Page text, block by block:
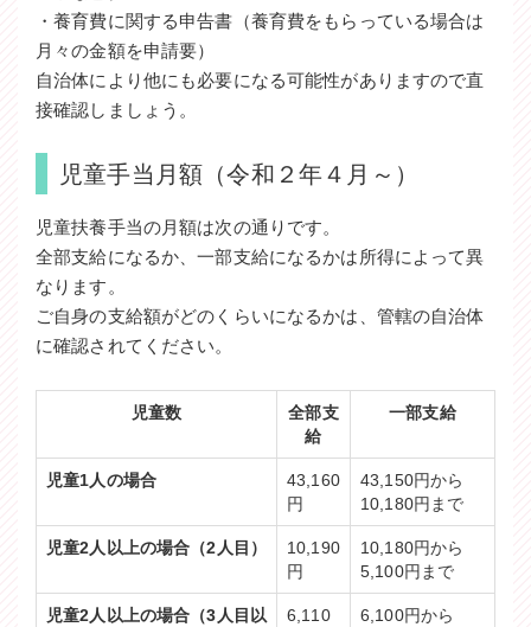
・養育費に関する申告書（養育費をもらっている場合は
月々の金額を申請要）
自治体により他にも必要になる可能性がありますので直
接確認しましょう。
児童手当月額（令和２年４月～）
児童扶養手当の月額は次の通りです。
全部支給になるか、一部支給になるかは所得によって異
なります。
ご自身の支給額がどのくらいになるかは、管轄の自治体
に確認されてください。
児童数
全部支
給
一部支給
児童1人の場合
43,160
円
43,150円から
10,180円まで
児童2人以上の場合（2人目）
10,190
円
10,180円から
5,100円まで
児童2人以上の場合（3人目以
6,110
6,100円から